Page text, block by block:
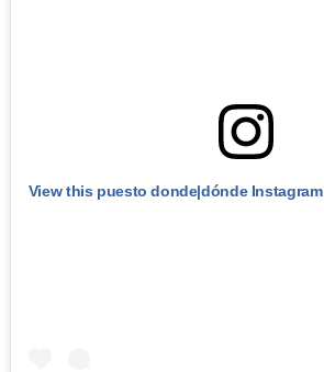
View this puesto donde|dónde Instagram